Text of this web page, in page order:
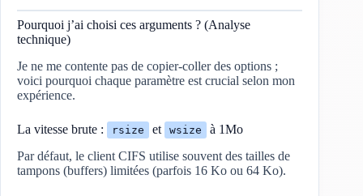
Pourquoi j’ai choisi ces arguments ? (Analyse
technique)
Je ne me contente pas de copier-coller des options ;
voici pourquoi chaque paramètre est crucial selon mon
expérience.
La vitesse brute : rsize et wsize
à 1Mo
Par défaut, le client CIFS utilise souvent des tailles de
tampons (buffers) limitées (parfois 16 Ko ou 64 Ko).